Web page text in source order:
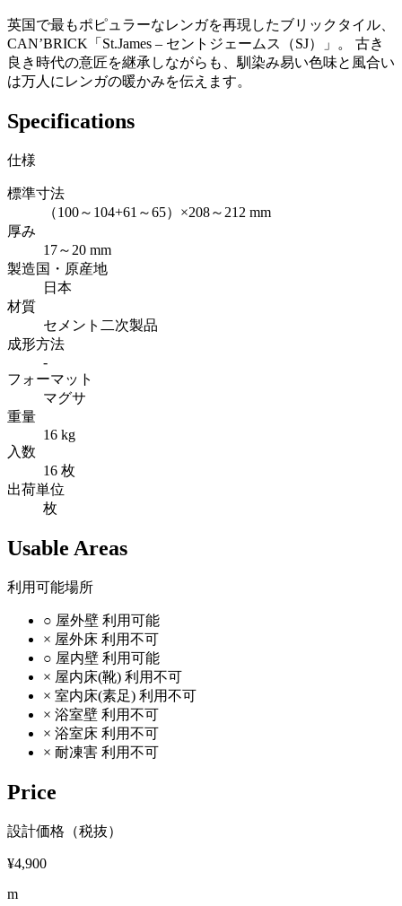
英国で最もポピュラーなレンガを再現したブリックタイル、
CAN’BRICK「St.James – セントジェームス（SJ）」。 古き
良き時代の意匠を継承しながらも、馴染み易い色味と風合い
は万人にレンガの暖かみを伝えます。
Specifications
仕様
標準寸法
（100～104+61～65）×208～212 mm
厚み
17～20 mm
製造国・原産地
日本
材質
セメント二次製品
成形方法
-
フォーマット
マグサ
重量
16 kg
入数
16 枚
出荷単位
枚
Usable Areas
利用可能場所
○ 屋外壁 利用可能
× 屋外床 利用不可
○ 屋内壁 利用可能
× 屋内床(靴) 利用不可
× 室内床(素足) 利用不可
× 浴室壁 利用不可
× 浴室床 利用不可
× 耐凍害 利用不可
Price
設計価格（税抜）
¥4,900
m